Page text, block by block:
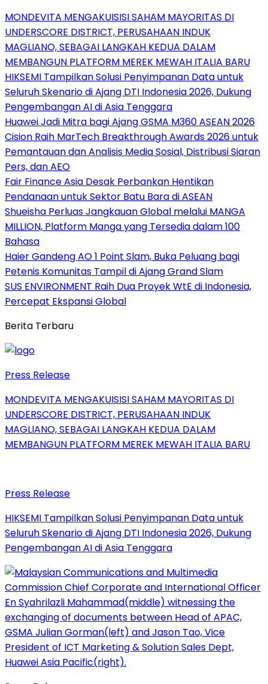
MONDEVITA MENGAKUISISI SAHAM MAYORITAS DI
UNDERSCORE DISTRICT, PERUSAHAAN INDUK
MAGLIANO, SEBAGAI LANGKAH KEDUA DALAM
MEMBANGUN PLATFORM MEREK MEWAH ITALIA BARU
HIKSEMI Tampilkan Solusi Penyimpanan Data untuk
Seluruh Skenario di Ajang DTI Indonesia 2026, Dukung
Pengembangan AI di Asia Tenggara
Huawei Jadi Mitra bagi Ajang GSMA M360 ASEAN 2026
Cision Raih MarTech Breakthrough Awards 2026 untuk
Pemantauan dan Analisis Media Sosial, Distribusi Siaran
Pers, dan AEO
Fair Finance Asia Desak Perbankan Hentikan
Pendanaan untuk Sektor Batu Bara di ASEAN
Shueisha Perluas Jangkauan Global melalui MANGA
MILLION, Platform Manga yang Tersedia dalam 100
Bahasa
Haier Gandeng AO 1 Point Slam, Buka Peluang bagi
Petenis Komunitas Tampil di Ajang Grand Slam
SUS ENVIRONMENT Raih Dua Proyek WtE di Indonesia,
Percepat Ekspansi Global
Berita Terbaru
Press Release
MONDEVITA MENGAKUISISI SAHAM MAYORITAS DI
UNDERSCORE DISTRICT, PERUSAHAAN INDUK
MAGLIANO, SEBAGAI LANGKAH KEDUA DALAM
MEMBANGUN PLATFORM MEREK MEWAH ITALIA BARU
Press Release
HIKSEMI Tampilkan Solusi Penyimpanan Data untuk
Seluruh Skenario di Ajang DTI Indonesia 2026, Dukung
Pengembangan AI di Asia Tenggara